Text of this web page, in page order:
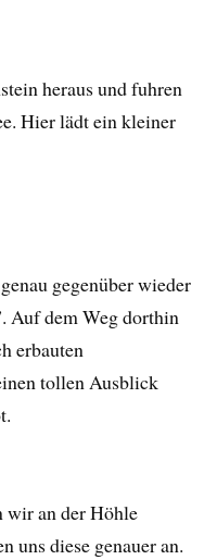
heraus und fuhren
Hier lädt ein kleiner
gegenüber wieder
Auf dem Weg dorthin
erbauten
tollen Ausblick
wir an der Höhle
uns diese genauer an.